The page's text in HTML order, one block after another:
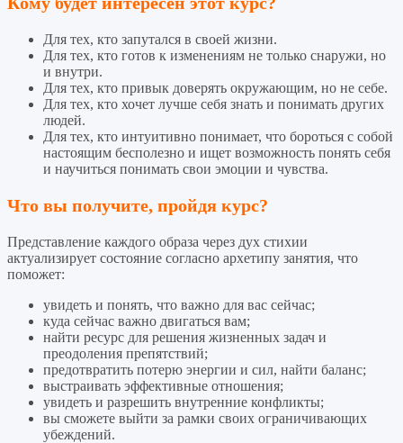
Для тех, кто запутался в своей жизни.
Для тех, кто готов к изменениям не только снаружи, но
и внутри.
Для тех, кто привык доверять окружающим, но не себе.
Для тех, кто хочет лучше себя знать и понимать других
людей.
Для тех, кто интуитивно понимает, что бороться с собой
настоящим бесполезно и ищет возможность понять себя
и научиться понимать свои эмоции и чувства.
Что вы получите, пройдя курс?
Представление каждого образа через дух стихии
актуализирует состояние согласно архетипу занятия, что
поможет:
увидеть и понять, что важно для вас сейчас;
куда сейчас важно двигаться вам;
найти ресурс для решения жизненных задач и
преодоления препятствий;
предотвратить потерю энергии и сил, найти баланс;
выстраивать эффективные отношения;
увидеть и разрешить внутренние конфликты;
вы сможете выйти за рамки своих ограничивающих
убеждений.